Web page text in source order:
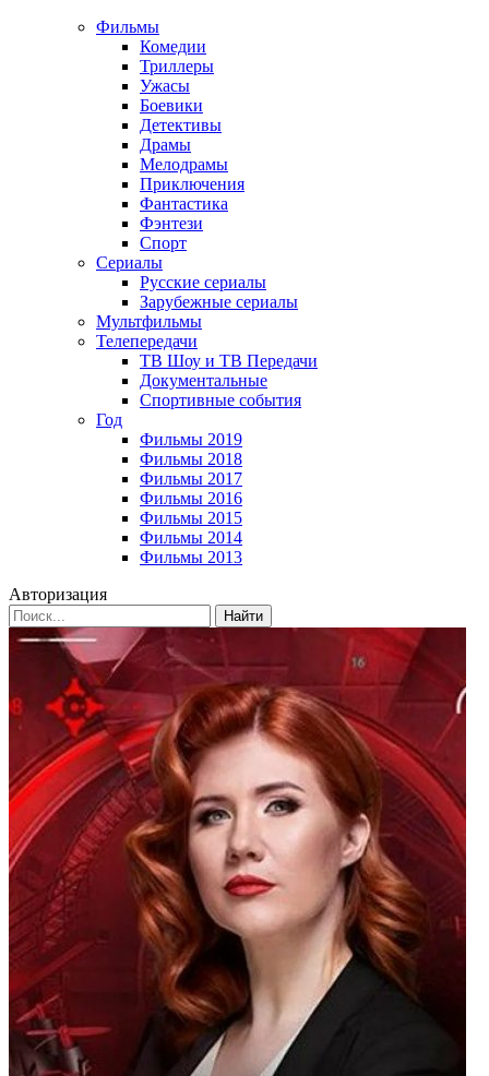
Фильмы
Комедии
Триллеры
Ужасы
Боевики
Детективы
Драмы
Мелодрамы
Приключения
Фантастика
Фэнтези
Спорт
Сериалы
Русские сериалы
Зарубежные сериалы
Мультфильмы
Телепередачи
ТВ Шоу и ТВ Передачи
Документальные
Спортивные события
Год
Фильмы 2019
Фильмы 2018
Фильмы 2017
Фильмы 2016
Фильмы 2015
Фильмы 2014
Фильмы 2013
Авторизация
Найти